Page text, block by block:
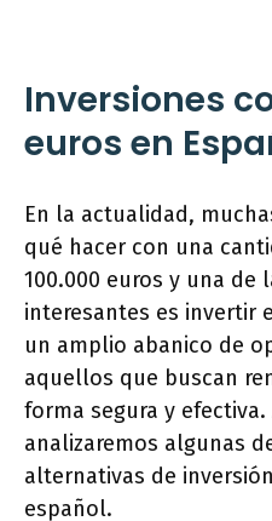
Inversiones
euros en
En la actualidad,
qué hacer con una
100.000 euros y una de
interesantes es invertir
un amplio abanico de
aquellos que buscan
forma segura y
analizaremos algunas
alternativas de
español.